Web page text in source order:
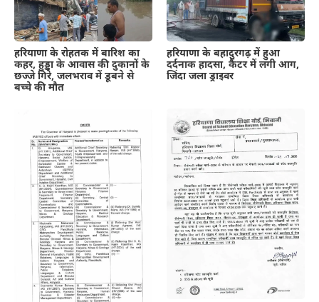
हरियाणा के रोहतक में बारिश का
कहर, हुड्डा के आवास की दुकानों के
छज्जे गिरे, जलभराव में डूबने से
बच्चे की मौत
हरियाणा के बहादुरगढ़ में हुआ
दर्दनाक हादसा, कैंटर में लगी आग,
जिंदा जला ड्राइवर